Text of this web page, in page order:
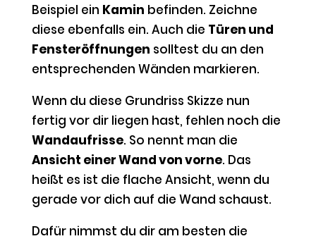
Beispiel ein Kamin befinden. Zeichne
diese ebenfalls ein. Auch die Türen und
Fensteröffnungen solltest du an den
entsprechenden Wänden markieren.
Wenn du diese Grundriss Skizze nun
fertig vor dir liegen hast, fehlen noch die
Wandaufrisse. So nennt man die
Ansicht einer Wand von vorne. Das
heißt es ist die flache Ansicht, wenn du
gerade vor dich auf die Wand schaust.
Dafür nimmst du dir am besten die